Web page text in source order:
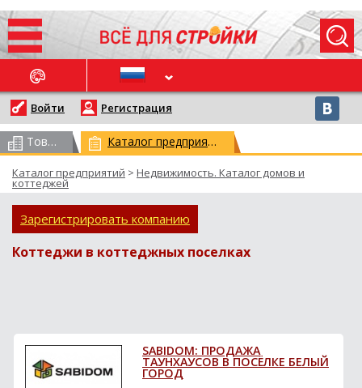
НОВОСТИ
Войти Регистрация
Товарный каталог (всего 62959)Каталог предприятий (всего 29521)
Каталог предприятий > Недвижимость. Каталог домов и
коттеджей
Зарегистрировать компанию
Коттеджи в коттеджных поселках
SABIDOM: ПРОДАЖА
ТАУНХАУСОВ В ПОСЁЛКЕ БЕЛЫЙ
ГОРОД